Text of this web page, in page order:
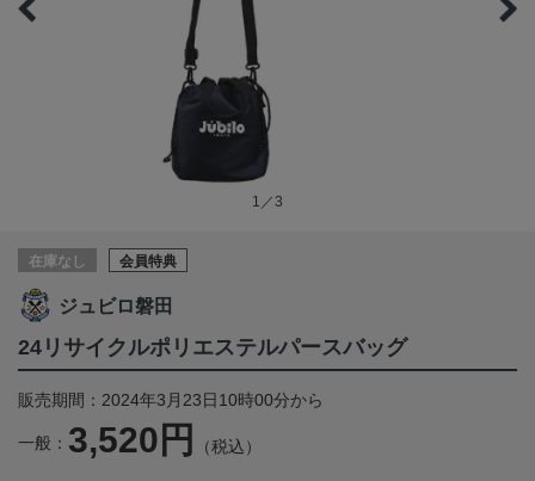
1／3
在庫なし 会員特典
ジュビロ磐田
24リサイクルポリエステルパースバッグ
販売期間：2024年3月23日10時00分から
一般： 3,520円 （税込）